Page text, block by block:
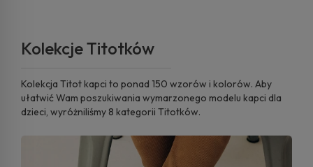
Kolekcje Titotków
Kolekcja Titot kapci to ponad 150 wzorów i kolorów. Aby
ułatwić Wam poszukiwania wymarzonego modelu kapci dla
dzieci, wyróżniliśmy 8 kategorii Titotków.